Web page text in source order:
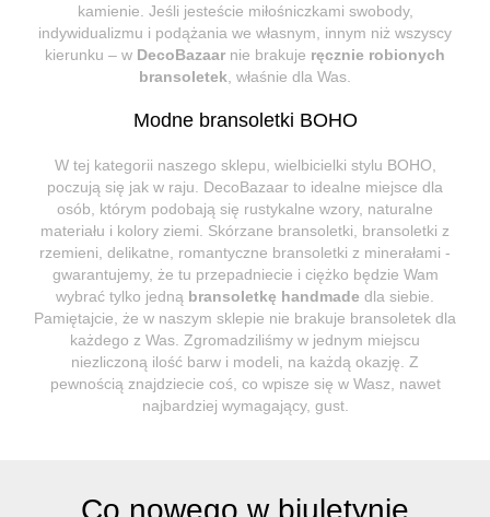
kamienie. Jeśli jesteście miłośniczkami swobody,
indywidualizmu i podążania we własnym, innym niż wszyscy
kierunku – w DecoBazaar nie brakuje ręcznie robionych
bransoletek , właśnie dla Was.
Modne bransoletki BOHO
W tej kategorii naszego sklepu, wielbicielki stylu BOHO,
poczują się jak w raju. DecoBazaar to idealne miejsce dla
osób, którym podobają się rustykalne wzory, naturalne
materiału i kolory ziemi. Skórzane bransoletki, bransoletki z
rzemieni, delikatne, romantyczne bransoletki z minerałami -
gwarantujemy, że tu przepadniecie i ciężko będzie Wam
wybrać tylko jedną bransoletkę handmade dla siebie.
Pamiętajcie, że w naszym sklepie nie brakuje bransoletek dla
każdego z Was. Zgromadziliśmy w jednym miejscu
niezliczoną ilość barw i modeli, na każdą okazję. Z
pewnością znajdziecie coś, co wpisze się w Wasz, nawet
najbardziej wymagający, gust.
Co nowego w biuletynie